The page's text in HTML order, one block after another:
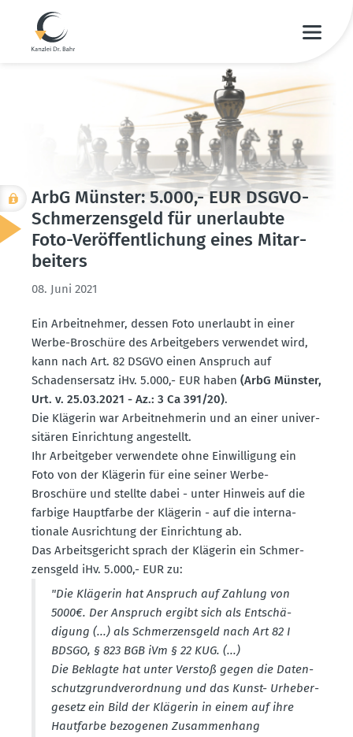
ArbG Münster: 5.000,- EUR DSGVO-
Schmer­zensgeld für unerlaubte
Foto-Veröf­fent­li­chung eines Mitar­
beiters
08. Juni 2021
Ein Arbeit­nehmer, dessen Foto unerlaubt in einer
Werbe-Broschüre des Arbeit­gebers verwendet wird,
kann nach Art. 82 DSGVO einen Anspruch auf
Schadens­ersatz iHv. 5.000,- EUR haben (ArbG Münster,
Urt. v. 25.03.2021 - Az.: 3 Ca 391/20).
Die Klägerin war Arbeit­neh­merin und an einer univer­
si­tären Einrichtung angestellt.
Ihr Arbeit­geber verwendete ohne Einwil­ligung ein
Foto von der Klägerin für eine seiner Werbe-
Broschüre und stellte dabei - unter Hinweis auf die
farbige Haupt­farbe der Klägerin - auf die inter­na­
tionale Ausrichtung der Einrichtung ab.
Das Arbeits­ge­richt sprach der Klägerin ein Schmer­
zensgeld iHv. 5.000,- EUR zu:
"Die Klägerin hat Anspruch auf Zahlung von
5000€. Der Anspruch ergibt sich als Entschä­
digung (...) als Schmer­zensgeld nach Art 82 I
BDSGO, § 823 BGB iVm § 22 KUG. (...)
Die Beklagte hat unter Verstoß gegen die Daten­
schutz­grund­ver­ordnung und das Kunst- Urheber­
gesetz ein Bild der Klägerin in einem auf ihre
Hautfarbe bezogenen Zusam­menhang